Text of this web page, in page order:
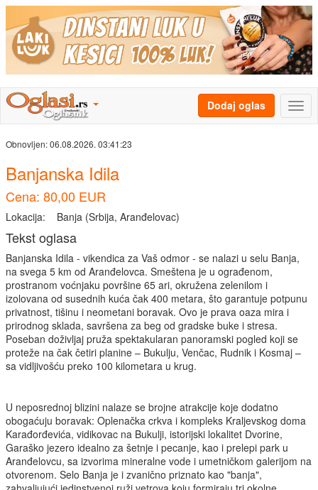
Dodaj oglas
Obnovljen:06.08.2026. 03:41:23
Banjanska Idila
Cena: 80,00 EUR
Lokacija: Banja (Srbija, Aranđelovac)
Tekst oglasa
Banjanska Idila - vikendica za Vaš odmor - se nalazi u selu Banja,
na svega 5 km od Aranđelovca. Smeštena je u ograđenom,
prostranom voćnjaku površine 65 ari, okružena zelenilom i
izolovana od susednih kuća čak 400 metara, što garantuje potpunu
privatnost, tišinu i neometani boravak. Ovo je prava oaza mira i
prirodnog sklada, savršena za beg od gradske buke i stresa.
Poseban doživljaj pruža spektakularan panoramski pogled koji se
proteže na čak četiri planine – Bukulju, Venčac, Rudnik i Kosmaj –
sa vidljivošću preko 100 kilometara u krug.
U neposrednoj blizini nalaze se brojne atrakcije koje dodatno
obogaćuju boravak: Oplenačka crkva i kompleks Kraljevskog doma
Karađorđevića, vidikovac na Bukulji, istorijski lokalitet Dvorine,
Garaško jezero idealno za šetnje i pecanje, kao i prelepi park u
Aranđelovcu, sa izvorima mineralne vode i umetničkom galerijom na
otvorenom. Selo Banja je i zvanično priznato kao "banja",